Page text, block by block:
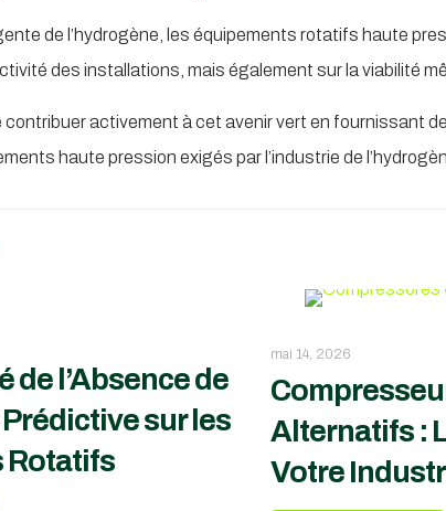
de l’hydrogène, les équipements rotatifs haute
des installations, mais également sur la viabilité
contribuer activement à cet avenir vert en fournissant
haute pression exigés par l’industrie de
de l’Absence de
sur les
Rotatifs
mai 14, 2026
Alternatifs :
Votre